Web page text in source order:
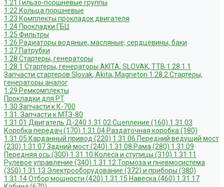
1.21 Гильзо-поршневые группы
1.22 Кольца поршневые
1.23 Комплекты прокладок двигателя
1.24 Прокладки ГБЦ
1.25 Фильтры
1.26 Радиаторы водяные, масляные; сердцевины, баки
1.27 Патрубки
1.28 Стартеры, генераторы
1.28.1 Стартеры, генераторы AKITA, SLOVAK, ТТВ 1.28.1.1
Запчасти стартеров Slovak, Akita, Magneton 1.28.2 Стартеры,
генераторы аналог
1.29 Ремкомплекты
Прокладки для РТ
1.30 Запчасти к К-700
1.31. Запчасти к МТЗ-80
1.31.01 Двигатель Д-240 1.31.02 Сцепление (160) 1.31.03
Коробка передач (170) 1.31.04 Раздаточная коробка (180)
1.31.05 Карданный привод (220) 1.31.06 Передний ведущий мост
(230) 1.31.07 Задний мост (240) 1.31.08 Рама (280) 1.31.09
Передняя ось (300) 1.31.10 Колеса и ступицы (310) 1.31.11
Рулевое управление (340) 1.31.12 Тормоза и пневмосистема
(350) 1.31.13 Электрооборудование (372) и приборы (380)
1.31.14 Отбор мощности (420) 1.31.15 Навеска (460) 1.31.17